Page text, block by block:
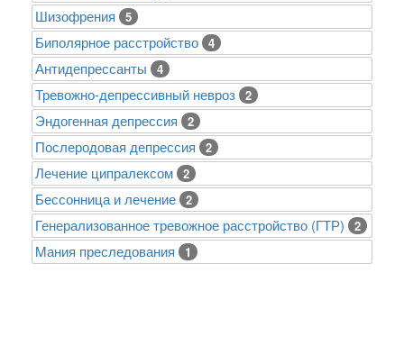
Шизофрения 5
Биполярное расстройство 4
Антидепрессанты 4
Тревожно-депрессивный невроз 2
Эндогенная депрессия 2
Послеродовая депрессия 2
Лечение ципралексом 2
Бессонница и лечение 2
Генерализованное тревожное расстройство (ГТР) 2
Mания преследования 1